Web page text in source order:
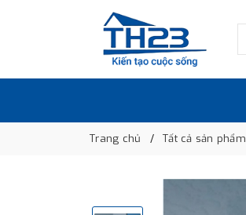
Trang chủ Tất cả sản phẩm